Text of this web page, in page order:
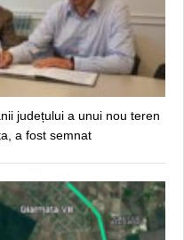
județului a unui nou teren
a fost semnat